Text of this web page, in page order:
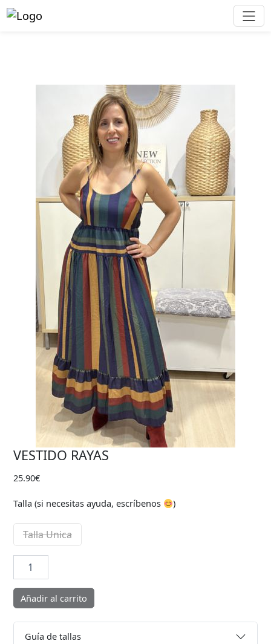
VESTIDO RAYAS
25.90€
Talla (si necesitas ayuda, escríbenos )
Talla Unica
Rayas
Añadir al carrito
Guía de tallas